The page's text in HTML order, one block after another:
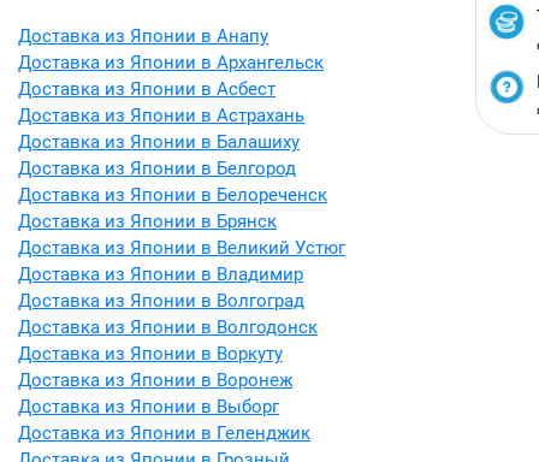
Доставка из Японии в Анапу
Доставка из Японии в Архангельск
Доставка из Японии в Асбест
Доставка из Японии в Астрахань
Доставка из Японии в Балашиху
Доставка из Японии в Белгород
Доставка из Японии в Белореченск
Доставка из Японии в Брянск
Доставка из Японии в Великий Устюг
Доставка из Японии в Владимир
Доставка из Японии в Волгоград
Доставка из Японии в Волгодонск
Доставка из Японии в Воркуту
Доставка из Японии в Воронеж
Доставка из Японии в Выборг
Доставка из Японии в Геленджик